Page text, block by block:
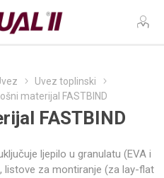
Uvez toplinski
materijal FASTBIND
FASTBIND
ljepilo u granulatu (EVA i
listove za montiranje (za lay-flat